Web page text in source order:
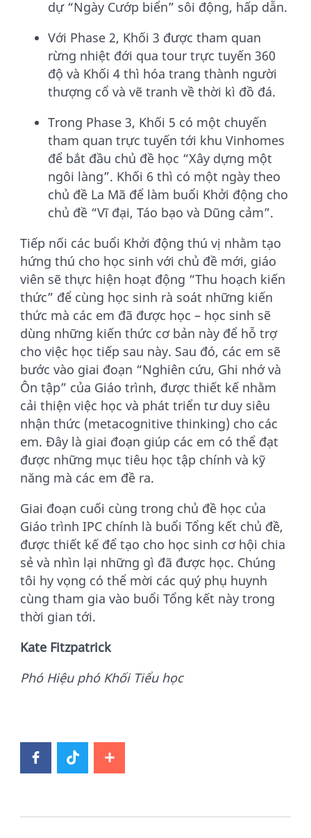
dự “Ngày Cướp biển” sôi động, hấp dẫn.
Với Phase 2, Khối 3 được tham quan
rừng nhiệt đới qua tour trực tuyến 360
độ và Khối 4 thì hóa trang thành người
thượng cổ và vẽ tranh về thời kì đồ đá.
Trong Phase 3, Khối 5 có một chuyến
tham quan trực tuyến tới khu Vinhomes
để bắt đầu chủ đề học “Xây dựng một
ngôi làng”. Khối 6 thì có một ngày theo
chủ đề La Mã để làm buổi Khởi động cho
chủ đề “Vĩ đại, Táo bạo và Dũng cảm”.
Tiếp nối các buổi Khởi động thú vị nhằm tạo
hứng thú cho học sinh với chủ đề mới, giáo
viên sẽ thực hiện hoạt động “Thu hoạch kiến
thức” để cùng học sinh rà soát những kiến
thức mà các em đã được học – học sinh sẽ
dùng những kiến thức cơ bản này để hỗ trợ
cho việc học tiếp sau này. Sau đó, các em sẽ
bước vào giai đoạn “Nghiên cứu, Ghi nhớ và
Ôn tập” của Giáo trình, được thiết kế nhằm
cải thiện việc học và phát triển tư duy siêu
nhận thức (metacognitive thinking) cho các
em. Đây là giai đoạn giúp các em có thể đạt
được những mục tiêu học tập chính và kỹ
năng mà các em đề ra.
Giai đoạn cuối cùng trong chủ đề học của
Giáo trình IPC chính là buổi Tổng kết chủ đề,
được thiết kế để tạo cho học sinh cơ hội chia
sẻ và nhìn lại những gì đã được học. Chúng
tôi hy vọng có thể mời các quý phụ huynh
cùng tham gia vào buổi Tổng kết này trong
thời gian tới.
Kate Fitzpatrick
Phó Hiệu phó Khối Tiểu học